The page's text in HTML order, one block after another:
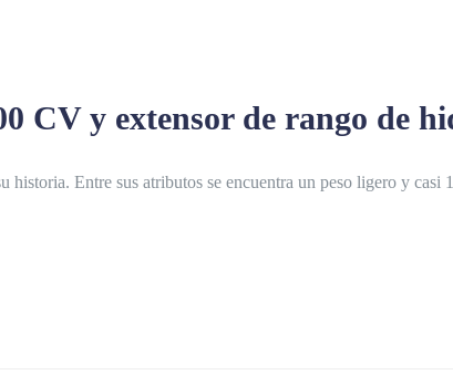
CV y extensor de rango de
Entre sus atributos se encuentra un peso ligero y casi